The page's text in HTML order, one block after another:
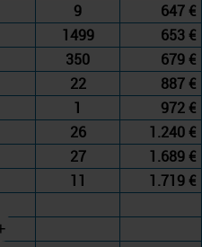
9
647 €
1499
653 €
350
679 €
22
887 €
1
972 €
26
1.240 €
27
1.689 €
11 1.719 €